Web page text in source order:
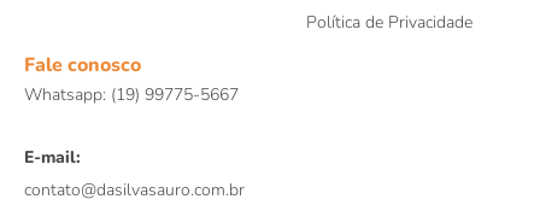
Política de Privacidade
Fale conosco
Whatsapp: (19) 99775-5667
E-mail:
contato@dasilvasauro.com.br